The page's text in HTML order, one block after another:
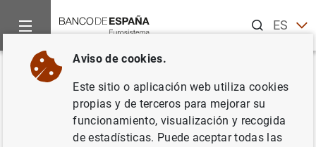
ESEN
Inicio Publicaciones
Volver
Número 3/2018
Aviso de cookies.
Este sitio o aplicación web utiliza cookies
propias y de terceros para mejorar su
funcionamiento, visualización y recogida
de estadísticas. Puede aceptar todas las